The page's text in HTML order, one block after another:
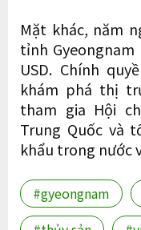
Mặt khác, năm
tỉnh
USD. Chính
khám phá thị
tham gia Hội
Trung Quốc và
khẩu trong nước
#gyeongnam